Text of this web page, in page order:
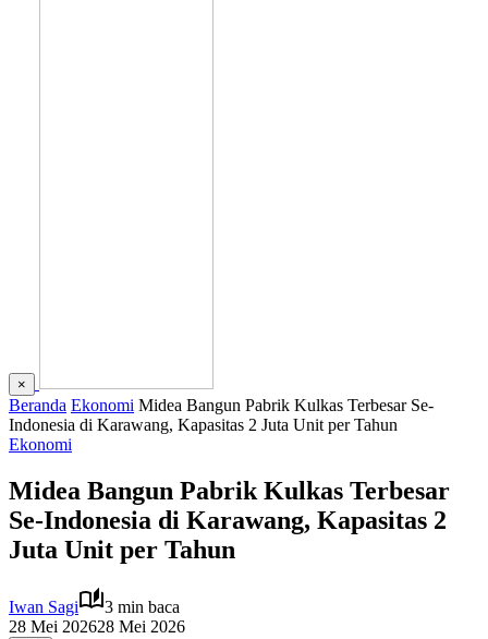
×
Beranda Ekonomi Midea Bangun Pabrik Kulkas Terbesar Se-
Indonesia di Karawang, Kapasitas 2 Juta Unit per Tahun
Ekonomi
Midea Bangun Pabrik Kulkas Terbesar
Se-Indonesia di Karawang, Kapasitas 2
Juta Unit per Tahun
Iwan Sagi
3 min baca
28 Mei 202628 Mei 2026